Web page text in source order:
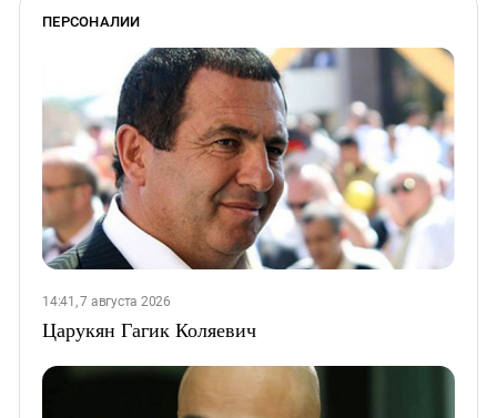
ПЕРСОНАЛИИ
14:41, 7 августа 2026
Царукян Гагик Коляевич